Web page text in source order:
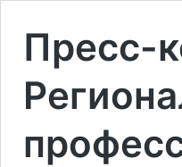
Пресс-